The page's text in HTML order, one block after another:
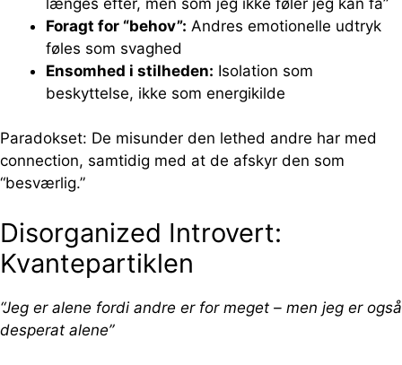
Foragt for “behov”: Andres emotionelle udtryk
føles som svaghed
Ensomhed i stilheden: Isolation som
beskyttelse, ikke som energikilde
Paradokset: De misunder den lethed andre har med
connection, samtidig med at de afskyr den som
“besværlig.”
Disorganized Introvert:
Kvantepartiklen
“Jeg er alene fordi andre er for meget – men jeg er også
desperat alene”